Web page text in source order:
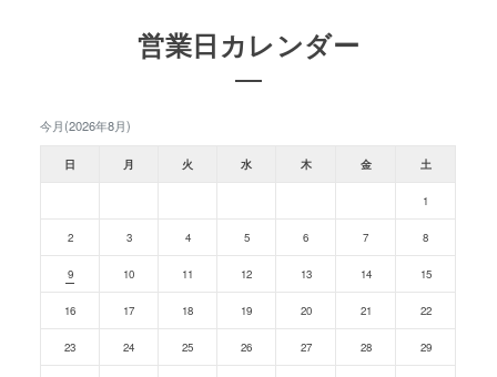
営業日カレンダー
今月(2026年8月)
日 月 火 水 木 金 土
1
2 3 4 5 6 7 8
9 10 11 12 13 14 15
16 17 18 19 20 21 22
23 24 25 26 27 28 29